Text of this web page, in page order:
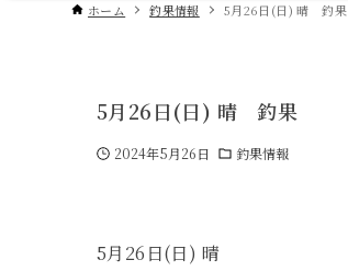
ホーム 釣果情報 5月26日(日) 晴 釣果
5月26日(日) 晴 釣果
2024年5月26日 釣果情報
5月26日(日) 晴